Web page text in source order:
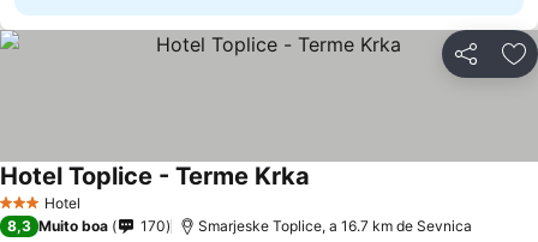
Partilhar
3 EstrelasHotel
Hotel Toplice - Terme Krka
8,3 Muito boa 170 Smarjeske Toplice, a 16.7 km de Sevnica